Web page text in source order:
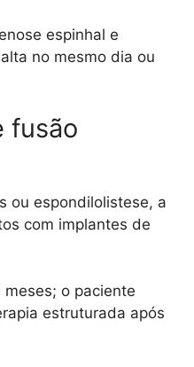
espinhal e
no mesmo dia ou
fusão
ou espondilolistese, a
com implantes de
o paciente
estruturada após